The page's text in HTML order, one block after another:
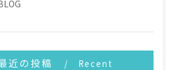
近の投稿
Recent